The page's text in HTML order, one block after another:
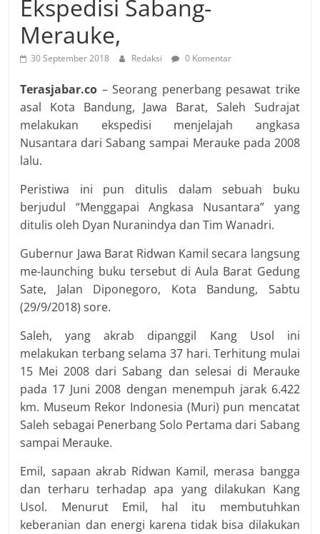
Ekspedisi Sabang-
Merauke,
30 September 2018 Redaksi 0 Komentar
Terasjabar.co – Seorang penerbang pesawat trike
asal Kota Bandung, Jawa Barat, Saleh Sudrajat
melakukan ekspedisi menjelajah angkasa
Nusantara dari Sabang sampai Merauke pada 2008
lalu.
Peristiwa ini pun ditulis dalam sebuah buku
berjudul “Menggapai Angkasa Nusantara” yang
ditulis oleh Dyan Nuranindya dan Tim Wanadri.
Gubernur Jawa Barat Ridwan Kamil secara langsung
me-launching buku tersebut di Aula Barat Gedung
Sate, Jalan Diponegoro, Kota Bandung, Sabtu
(29/9/2018) sore.
Saleh, yang akrab dipanggil Kang Usol ini
melakukan terbang selama 37 hari. Terhitung mulai
15 Mei 2008 dari Sabang dan selesai di Merauke
pada 17 Juni 2008 dengan menempuh jarak 6.422
km. Museum Rekor Indonesia (Muri) pun mencatat
Saleh sebagai Penerbang Solo Pertama dari Sabang
sampai Merauke.
Emil, sapaan akrab Ridwan Kamil, merasa bangga
dan terharu terhadap apa yang dilakukan Kang
Usol. Menurut Emil, hal itu membutuhkan
keberanian dan energi karena tidak bisa dilakukan